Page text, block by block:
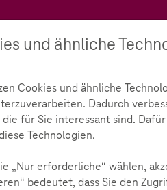
Gesellschaft
und ähnliche
Cookies und ähnliche
Dadurch
die für Sie interessant sind.
Technologien.
„Nur erforderliche“ wählen,
bedeutet, dass Sie den